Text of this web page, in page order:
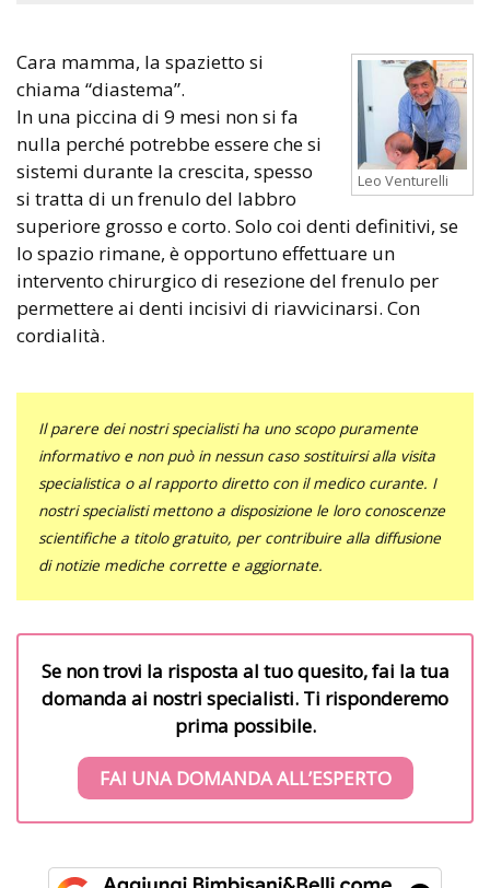
Leo Venturelli
Cara mamma, la spazietto si
chiama “diastema”.
In una piccina di 9 mesi non si fa
nulla perché potrebbe essere che si
sistemi durante la crescita, spesso
si tratta di un frenulo del labbro
superiore grosso e corto. Solo coi denti definitivi, se
lo spazio rimane, è opportuno effettuare un
intervento chirurgico di resezione del frenulo per
permettere ai denti incisivi di riavvicinarsi. Con
cordialità.
Il parere dei nostri specialisti ha uno scopo puramente
informativo e non può in nessun caso sostituirsi alla visita
specialistica o al rapporto diretto con il medico curante. I
nostri specialisti mettono a disposizione le loro conoscenze
scientifiche a titolo gratuito, per contribuire alla diffusione
di notizie mediche corrette e aggiornate.
Se non trovi la risposta al tuo quesito, fai la tua
domanda ai nostri specialisti. Ti risponderemo
prima possibile.
FAI UNA DOMANDA ALL’ESPERTO